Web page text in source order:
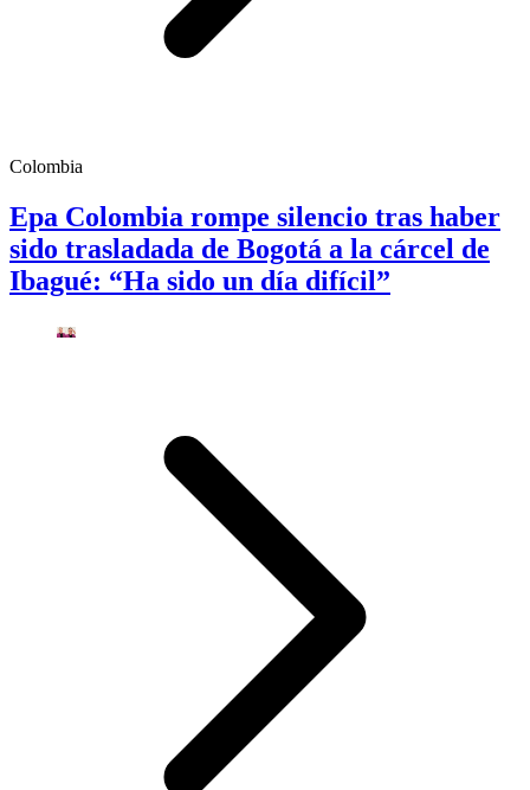
Colombia
Epa Colombia rompe silencio tras haber
sido trasladada de Bogotá a la cárcel de
Ibagué: “Ha sido un día difícil”